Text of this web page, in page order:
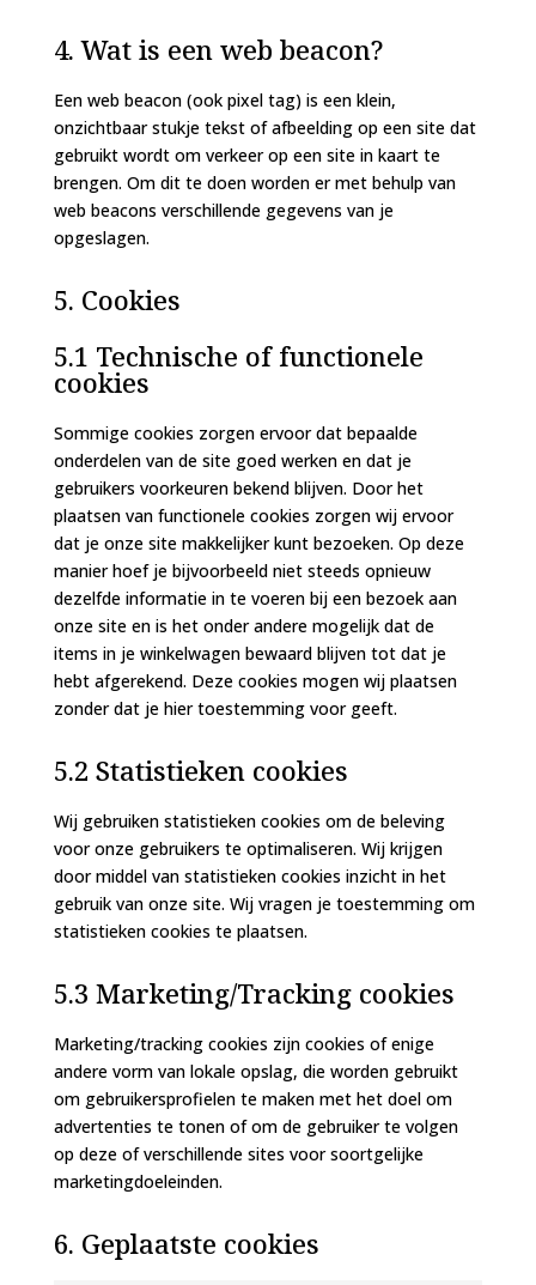
4. Wat is een web beacon?
Een web beacon (ook pixel tag) is een klein,
onzichtbaar stukje tekst of afbeelding op een site dat
gebruikt wordt om verkeer op een site in kaart te
brengen. Om dit te doen worden er met behulp van
web beacons verschillende gegevens van je
opgeslagen.
5. Cookies
5.1 Technische of functionele
cookies
Sommige cookies zorgen ervoor dat bepaalde
onderdelen van de site goed werken en dat je
gebruikers voorkeuren bekend blijven. Door het
plaatsen van functionele cookies zorgen wij ervoor
dat je onze site makkelijker kunt bezoeken. Op deze
manier hoef je bijvoorbeeld niet steeds opnieuw
dezelfde informatie in te voeren bij een bezoek aan
onze site en is het onder andere mogelijk dat de
items in je winkelwagen bewaard blijven tot dat je
hebt afgerekend. Deze cookies mogen wij plaatsen
zonder dat je hier toestemming voor geeft.
5.2 Statistieken cookies
Wij gebruiken statistieken cookies om de beleving
voor onze gebruikers te optimaliseren. Wij krijgen
door middel van statistieken cookies inzicht in het
gebruik van onze site. Wij vragen je toestemming om
statistieken cookies te plaatsen.
5.3 Marketing/Tracking cookies
Marketing/tracking cookies zijn cookies of enige
andere vorm van lokale opslag, die worden gebruikt
om gebruikersprofielen te maken met het doel om
advertenties te tonen of om de gebruiker te volgen
op deze of verschillende sites voor soortgelijke
marketingdoeleinden.
6. Geplaatste cookies